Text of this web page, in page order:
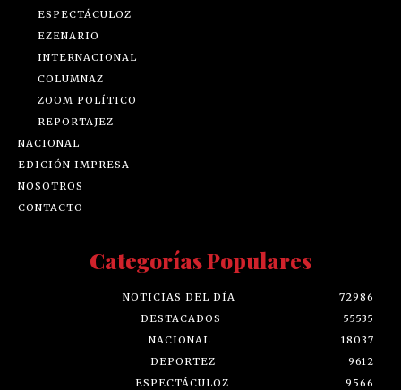
ESPECTÁCULOZ
EZENARIO
INTERNACIONAL
COLUMNAZ
ZOOM POLÍTICO
REPORTAJEZ
NACIONAL
EDICIÓN IMPRESA
NOSOTROS
CONTACTO
Categorías Populares
NOTICIAS DEL DÍA
72986
DESTACADOS
55535
NACIONAL
18037
DEPORTEZ
9612
ESPECTÁCULOZ
9566